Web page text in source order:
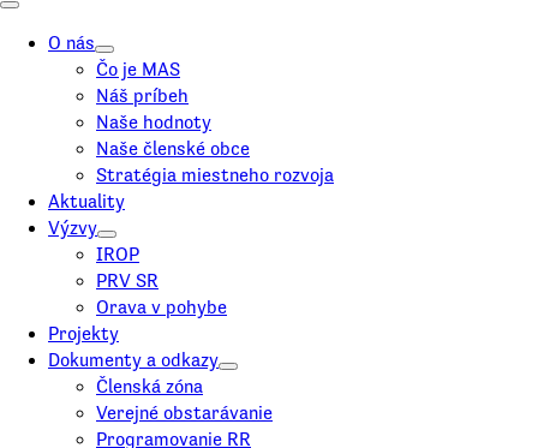
O nás
Čo je MAS
Náš príbeh
Naše hodnoty
Naše členské obce
Stratégia miestneho rozvoja
Aktuality
Výzvy
IROP
PRV SR
Orava v pohybe
Projekty
Dokumenty a odkazy
Členská zóna
Verejné obstarávanie
Programovanie RR